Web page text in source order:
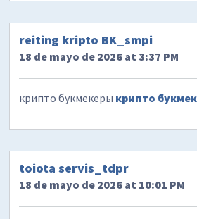
reiting kripto BK_smpi
18 de mayo de 2026 at 3:37 PM
крипто букмекеры крипто
toiota servis_tdpr
18 de mayo de 2026 at 10:01 PM